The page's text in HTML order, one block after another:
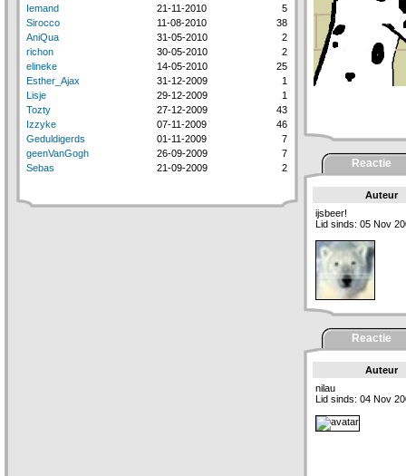
Iemand
21-11-2010
5
Sirocco
11-08-2010
38
AniQua
31-05-2010
2
richon
30-05-2010
2
elineke
14-05-2010
25
Esther_Ajax
31-12-2009
1
Lisje
29-12-2009
1
Tozty
27-12-2009
43
Izzyke
07-11-2009
46
Geduldigerds
01-11-2009
7
geenVanGogh
26-09-2009
7
Sebas
21-09-2009 2 Reactie
Auteur
ijsbeer!
Lid sinds: 05 Nov
Reactie
Auteur
nilau
Lid sinds: 04 Nov